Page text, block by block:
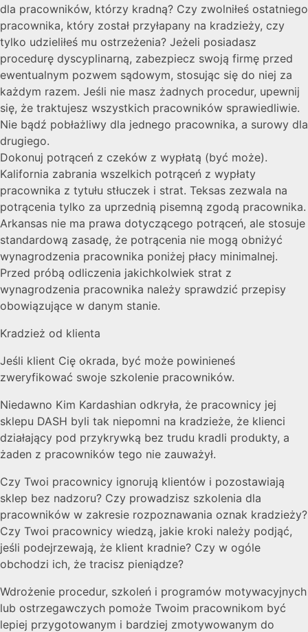
dla pracowników, którzy kradną? Czy zwolniłeś ostatniego
pracownika, który został przyłapany na kradzieży, czy
tylko udzieliłeś mu ostrzeżenia? Jeżeli posiadasz
procedurę dyscyplinarną, zabezpiecz swoją firmę przed
ewentualnym pozwem sądowym, stosując się do niej za
każdym razem. Jeśli nie masz żadnych procedur, upewnij
się, że traktujesz wszystkich pracowników sprawiedliwie.
Nie bądź pobłażliwy dla jednego pracownika, a surowy dla
drugiego.
Dokonuj potrąceń z czeków z wypłatą (być może).
Kalifornia zabrania wszelkich potrąceń z wypłaty
pracownika z tytułu stłuczek i strat. Teksas zezwala na
potrącenia tylko za uprzednią pisemną zgodą pracownika.
Arkansas nie ma prawa dotyczącego potrąceń, ale stosuje
standardową zasadę, że potrącenia nie mogą obniżyć
wynagrodzenia pracownika poniżej płacy minimalnej.
Przed próbą odliczenia jakichkolwiek strat z
wynagrodzenia pracownika należy sprawdzić przepisy
obowiązujące w danym stanie.
Kradzież od klienta
Jeśli klient Cię okrada, być może powinieneś
zweryfikować swoje szkolenie pracowników.
Niedawno Kim Kardashian odkryła, że pracownicy jej
sklepu DASH byli tak niepomni na kradzieże, że klienci
działający pod przykrywką bez trudu kradli produkty, a
żaden z pracowników tego nie zauważył.
Czy Twoi pracownicy ignorują klientów i pozostawiają
sklep bez nadzoru? Czy prowadzisz szkolenia dla
pracowników w zakresie rozpoznawania oznak kradzieży?
Czy Twoi pracownicy wiedzą, jakie kroki należy podjąć,
jeśli podejrzewają, że klient kradnie? Czy w ogóle
obchodzi ich, że tracisz pieniądze?
Wdrożenie procedur, szkoleń i programów motywacyjnych
lub ostrzegawczych pomoże Twoim pracownikom być
lepiej przygotowanym i bardziej zmotywowanym do